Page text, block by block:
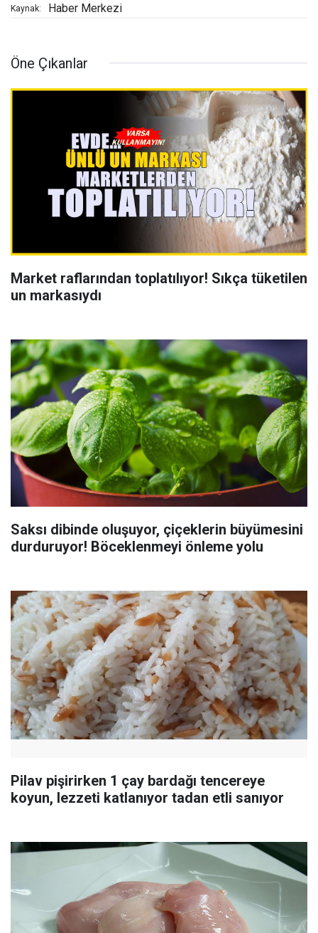
Kaynak: Haber Merkezi
Öne Çıkanlar
Market raflarından toplatılıyor! Sıkça tüketilen
un markasıydı
Saksı dibinde oluşuyor, çiçeklerin büyümesini
durduruyor! Böceklenmeyi önleme yolu
Pilav pişirirken 1 çay bardağı tencereye
koyun, lezzeti katlanıyor tadan etli sanıyor